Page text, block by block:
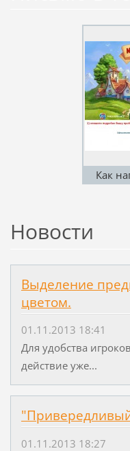
Как
Новости
Выделение
цветом.
01.11.2013 18:41
Для удобства
действие уже...
01.11.2013 18:27